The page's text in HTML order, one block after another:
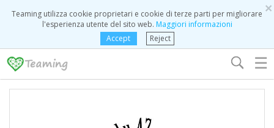
×
Teaming utilizza cookie proprietari e cookie di terze parti per migliorare
l'esperienza utente del sito web. Maggiori informazioni
Accept
Reject
☰